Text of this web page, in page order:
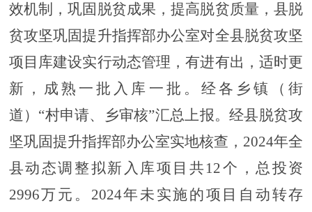
效机制，巩固脱贫成果，提高脱贫质量，县脱
贫攻坚巩固提升指挥部办公室对全县脱贫攻坚
项目库建设实行动态管理，有进有出，适时更
新，成熟一批入库一批。经各乡镇（街
道）“村申请、乡审核”汇总上报。经县脱贫攻
坚巩固提升指挥部办公室实地核查，2024年全
县动态调整拟新入库项目共12个，总投资
2996万元。2024年未实施的项目自动转存